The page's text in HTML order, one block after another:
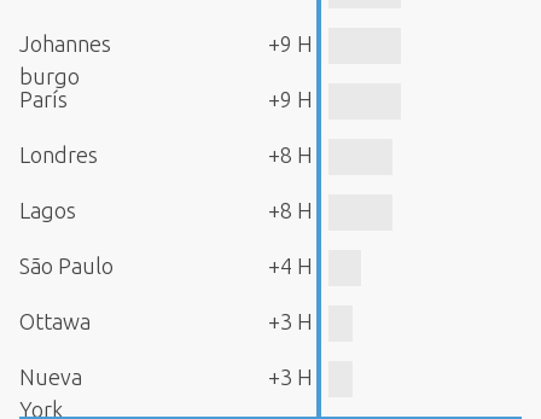
Johannes
burgo
+9 H
París +9 H
Londres +8 H
Lagos +8 H
São Paulo +4 H
Ottawa +3 H
Nueva
York
+3 H